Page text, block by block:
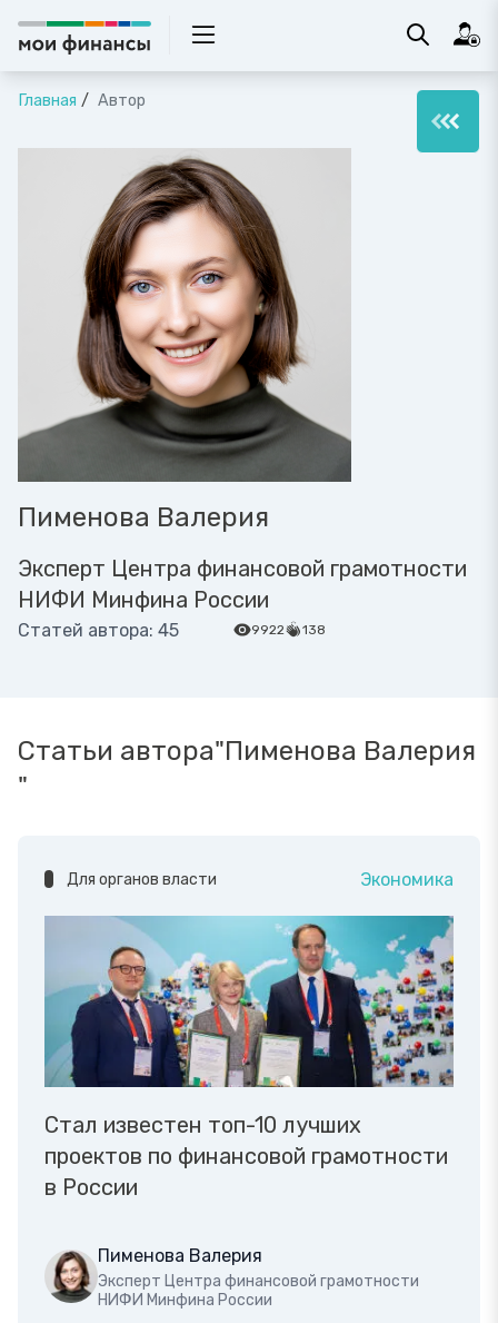
Главная Автор
Пименова Валерия
Эксперт Центра финансовой грамотности
НИФИ Минфина России
Статей автора: 45 9922 138
Статьи автора"Пименова Валерия
"
Для органов власти Экономика
Стал известен топ-10 лучших
проектов по финансовой грамотности
в России
Пименова Валерия
Эксперт Центра финансовой грамотности
НИФИ Минфина России